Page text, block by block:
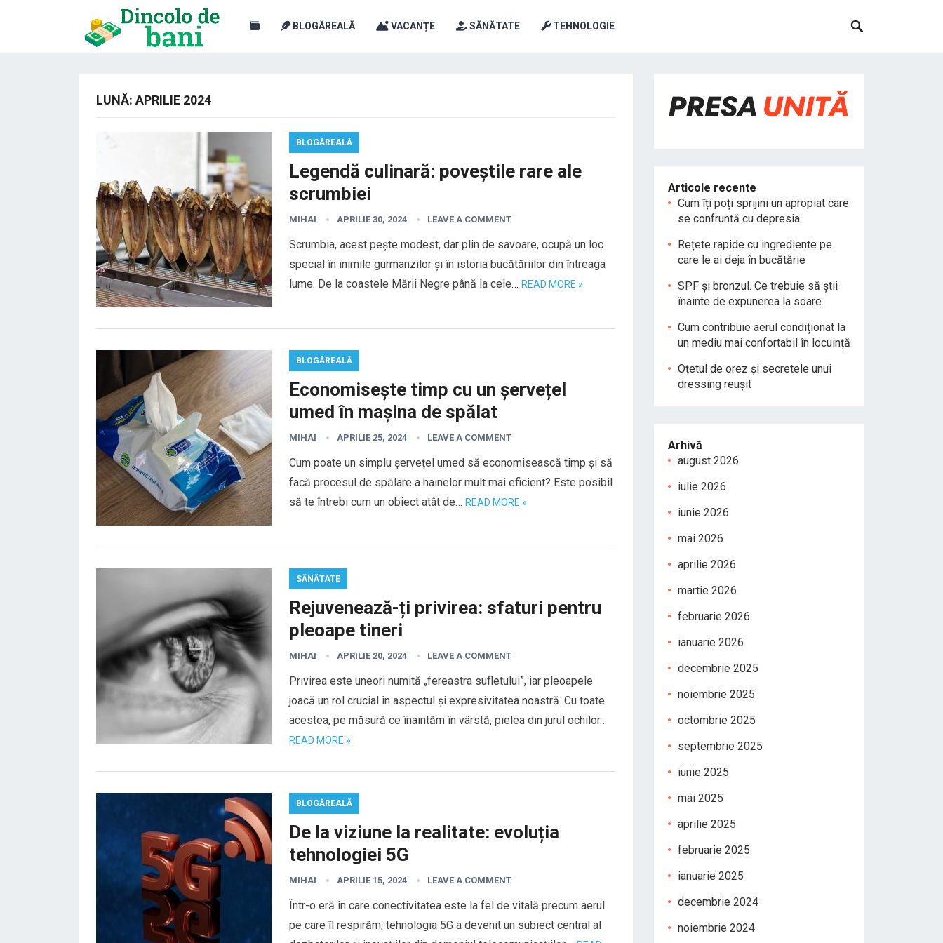
BLOGĂREALĂ VACANȚE SĂNĂTATE TEHNOLOGIE
LUNĂ: APRILIE 2024
BLOGĂREALĂ
Legendă culinară: poveștile rare ale
scrumbiei
MIHAI APRILIE 30, 2024 LEAVE A COMMENT
Scrumbia, acest pește modest, dar plin de savoare, ocupă un loc
special în inimile gurmanzilor și în istoria bucătăriilor din întreaga
lume. De la coastele Mării Negre până la cele… READ MORE »
BLOGĂREALĂ
Economisește timp cu un șervețel
umed în mașina de spălat
MIHAI APRILIE 25, 2024 LEAVE A COMMENT
Cum poate un simplu șervețel umed să economisească timp și să
facă procesul de spălare a hainelor mult mai eficient? Este posibil
să te întrebi cum un obiect atât de… READ MORE »
SĂNĂTATE
Rejuvenează-ți privirea: sfaturi pentru
pleoape tineri
MIHAI APRILIE 20, 2024 LEAVE A COMMENT
Privirea este uneori numită „fereastra sufletului”, iar pleoapele
joacă un rol crucial în aspectul și expresivitatea noastră. Cu toate
acestea, pe măsură ce înaintăm în vârstă, pielea din jurul ochilor…
READ MORE »
BLOGĂREALĂ
De la viziune la realitate: evoluția
tehnologiei 5G
MIHAI APRILIE 15, 2024 LEAVE A COMMENT
Într-o eră în care conectivitatea este la fel de vitală precum aerul
pe care îl respirăm, tehnologia 5G a devenit un subiect central al
Articole recente
Cum îți poți sprijini un apropiat care
se confruntă cu depresia
Rețete rapide cu ingrediente pe
care le ai deja în bucătărie
SPF și bronzul. Ce trebuie să știi
înainte de expunerea la soare
Cum contribuie aerul condiționat la
un mediu mai confortabil în locuință
Oțetul de orez și secretele unui
dressing reușit
Arhivă
august 2026
iulie 2026
iunie 2026
mai 2026
aprilie 2026
martie 2026
februarie 2026
ianuarie 2026
decembrie 2025
noiembrie 2025
octombrie 2025
septembrie 2025
iunie 2025
mai 2025
aprilie 2025
februarie 2025
ianuarie 2025
decembrie 2024
noiembrie 2024